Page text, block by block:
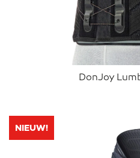
DonJoy
NIEUW!